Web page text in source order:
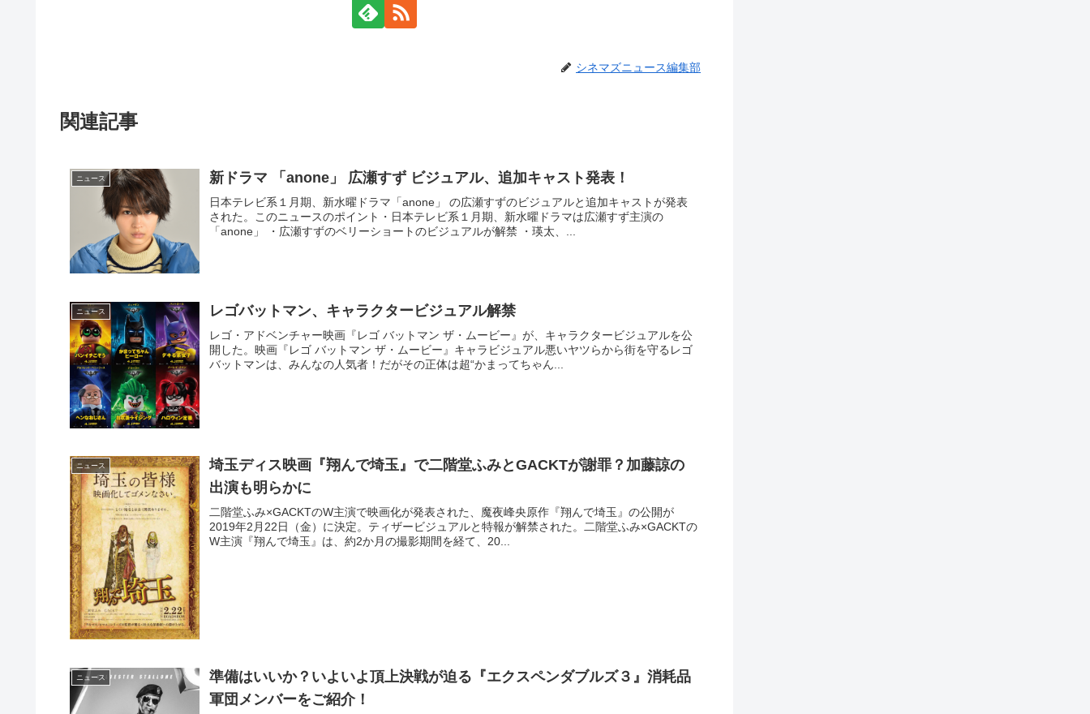
シネマズニュース編集部
関連記事
ニュース 新ドラマ 「anone」 広瀬すず ビジュアル、追加キャスト発表！
日本テレビ系１月期、新水曜ドラマ「anone」 の広瀬すずのビジュアルと追加キャストが発表
された。このニュースのポイント・日本テレビ系１月期、新水曜ドラマは広瀬すず主演の
「anone」 ・広瀬すずのベリーショートのビジュアルが解禁 ・瑛太、...
ニュース レゴバットマン、キャラクタービジュアル解禁
レゴ・アドベンチャー映画『レゴ バットマン ザ・ムービー』が、キャラクタービジュアルを公
開した。映画『レゴ バットマン ザ・ムービー』キャラビジュアル悪いヤツらから街を守るレゴ
バットマンは、みんなの人気者！だがその正体は超“かまってちゃん...
ニュース
埼玉ディス映画『翔んで埼玉』で二階堂ふみとGACKTが謝罪？加藤諒の
出演も明らかに
二階堂ふみ×GACKTのW主演で映画化が発表された、魔夜峰央原作『翔んで埼玉』の公開が
2019年2月22日（金）に決定。ティザービジュアルと特報が解禁された。二階堂ふみ×GACKTの
W主演『翔んで埼玉』は、約2か月の撮影期間を経て、20...
ニュース
準備はいいか？いよいよ頂上決戦が迫る『エクスペンダブルズ３』消耗品
軍団メンバーをご紹介！